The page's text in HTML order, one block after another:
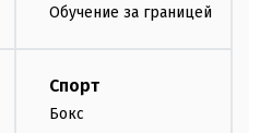
Обучение за границей
Спорт
Бокс